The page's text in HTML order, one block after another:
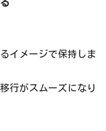
イメージで保持しま
行がスムーズになり